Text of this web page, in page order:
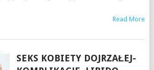
Read More
SEKS KOBIETY DOJRZAŁEJ-